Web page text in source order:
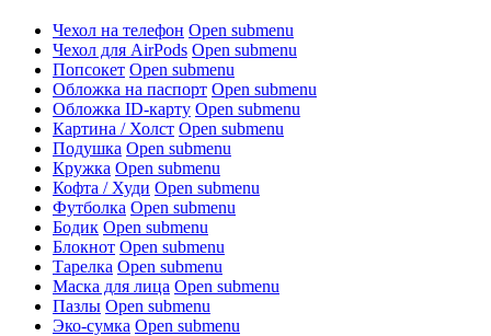
Чехол на телефон Open submenu
Чехол для AirPods Open submenu
Попсокет Open submenu
Обложка на паспорт Open submenu
Обложка ID-карту Open submenu
Картина / Холст Open submenu
Подушка Open submenu
Кружка Open submenu
Кофта / Худи Open submenu
Футболка Open submenu
Бодик Open submenu
Блокнот Open submenu
Тарелка Open submenu
Маска для лица Open submenu
Пазлы Open submenu
Эко-сумка Open submenu